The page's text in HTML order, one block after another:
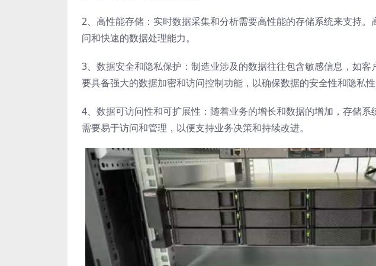
2、高性能存储：实时数据采集和分析需要高性能的存储系统来支持
问和快速的数据处理能力。
3、数据安全和隐私保护：制造业涉及的数据往往包含敏感信息，如
要具备强大的数据加密和访问控制功能，以确保数据的安全性和隐私性
4、数据可访问性和可扩展性：随着业务的增长和数据的增加，存储
需要易于访问和管理，以便支持业务决策和持续改进。